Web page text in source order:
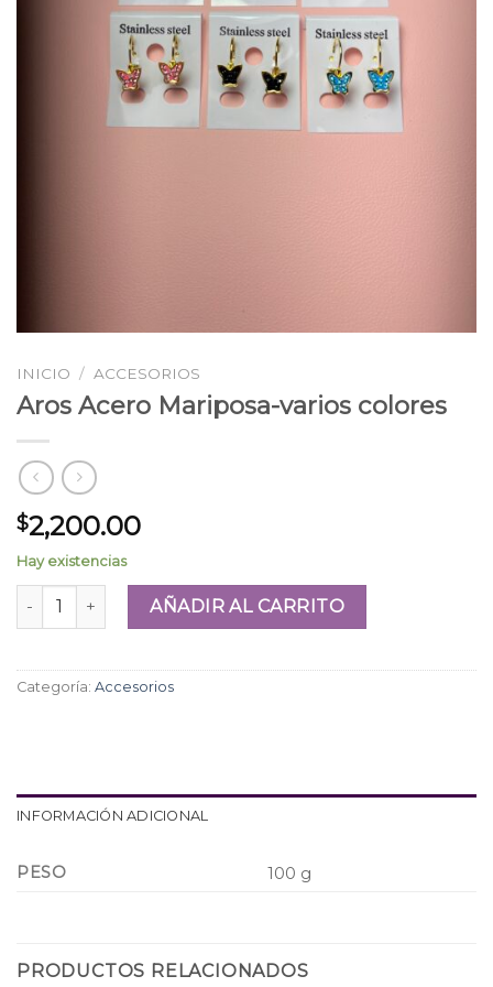
INICIO / ACCESORIOS
Aros Acero Mariposa-varios colores
$2,200.00
Hay existencias
Aros Acero Mariposa-varios colores cantidad
AÑADIR AL CARRITO
Categoría: Accesorios
INFORMACIÓN ADICIONAL
PESO 100 g
PRODUCTOS RELACIONADOS